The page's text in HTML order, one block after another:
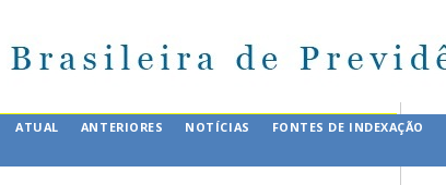
ATUAL ANTERIORES NOTÍCIAS FONTES DE INDEXAÇÃO